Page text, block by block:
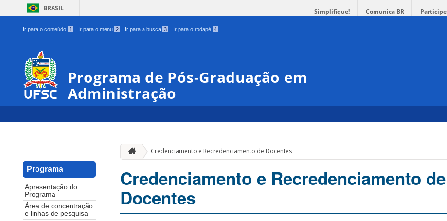
BRASIL Simplifique! Comunica BR Participe
Ir para o conteúdo 1 Ir para o menu 2 Ir para a busca 3 Ir para o rodapé 4
Programa de Pós-Graduação em
Administração
Programa
Apresentação do
Programa
Área de concentração
e linhas de pesquisa
Credenciamento e Recredenciamento de Docentes
Credenciamento e Recredenciamento de
Docentes